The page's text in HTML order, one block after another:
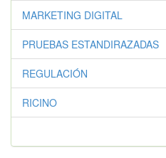
MARKETING DIGITAL
PRUEBAS ESTANDIRAZADAS
REGULACIÓN
RICINO